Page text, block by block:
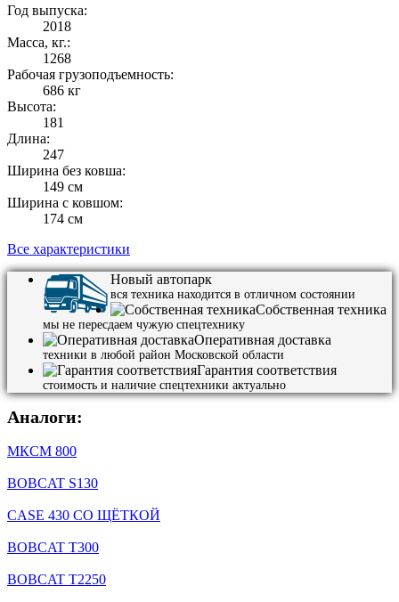
Год выпуска:
2018
Масса, кг.:
1268
Рабочая грузоподъемность:
686 кг
Высота:
181
Длина:
247
Ширина без ковша:
149 см
Ширина с ковшом:
174 см
Все характеристики
Новый автопарк
вся техника находится в отличном состоянии
Собственная техника
мы не пересдаем чужую спецтехнику
Оперативная доставка
техники в любой район Московской области
Гарантия соответствия
стоимость и наличие спецтехники актуально
Аналоги:
МКСМ 800
BOBCAT S130
CASE 430 СО ЩЁТКОЙ
BOBCAT T300
BOBCAT T2250